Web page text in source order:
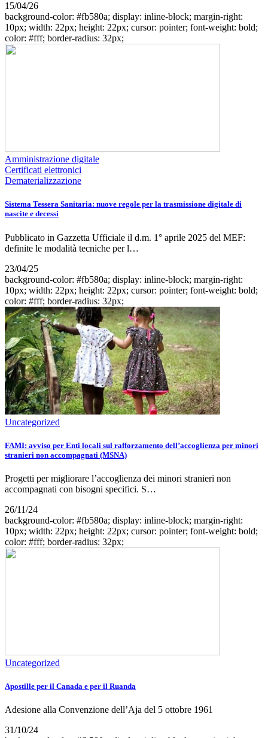
15/04/26
background-color: #fb580a; display: inline-block; margin-right:
10px; width: 22px; height: 22px; cursor: pointer; font-weight: bold;
color: #fff; border-radius: 32px;
Amministrazione digitale
Certificati elettronici
Dematerializzazione
Sistema Tessera Sanitaria: nuove regole per la trasmissione digitale di
nascite e decessi
Pubblicato in Gazzetta Ufficiale il d.m. 1° aprile 2025 del MEF:
definite le modalità tecniche per l…
23/04/25
background-color: #fb580a; display: inline-block; margin-right:
10px; width: 22px; height: 22px; cursor: pointer; font-weight: bold;
color: #fff; border-radius: 32px;
Uncategorized
FAMI: avviso per Enti locali sul rafforzamento dell’accoglienza per minori
stranieri non accompagnati (MSNA)
Progetti per migliorare l’accoglienza dei minori stranieri non
accompagnati con bisogni specifici. S…
26/11/24
background-color: #fb580a; display: inline-block; margin-right:
10px; width: 22px; height: 22px; cursor: pointer; font-weight: bold;
color: #fff; border-radius: 32px;
Uncategorized
Apostille per il Canada e per il Ruanda
Adesione alla Convenzione dell’Aja del 5 ottobre 1961
31/10/24